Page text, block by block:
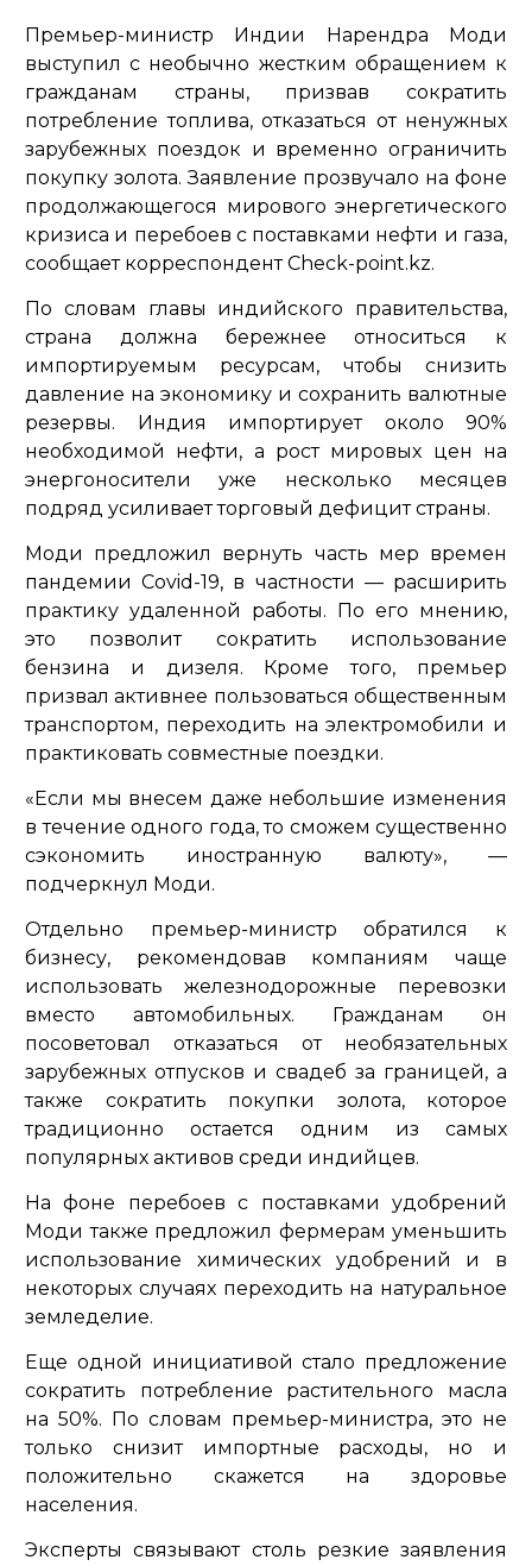
Премьер-министр Индии Нарендра Моди
выступил с необычно жестким обращением к
гражданам страны, призвав сократить
потребление топлива, отказаться от ненужных
зарубежных поездок и временно ограничить
покупку золота. Заявление прозвучало на фоне
продолжающегося мирового энергетического
кризиса и перебоев с поставками нефти и газа,
сообщает корреспондент Check-point.kz.
По словам главы индийского правительства,
страна должна бережнее относиться к
импортируемым ресурсам, чтобы снизить
давление на экономику и сохранить валютные
резервы. Индия импортирует около 90%
необходимой нефти, а рост мировых цен на
энергоносители уже несколько месяцев
подряд усиливает торговый дефицит страны.
Моди предложил вернуть часть мер времен
пандемии Covid-19, в частности — расширить
практику удаленной работы. По его мнению,
это позволит сократить использование
бензина и дизеля. Кроме того, премьер
призвал активнее пользоваться общественным
транспортом, переходить на электромобили и
практиковать совместные поездки.
«Если мы внесем даже небольшие изменения
в течение одного года, то сможем существенно
сэкономить иностранную валюту», —
подчеркнул Моди.
Отдельно премьер-министр обратился к
бизнесу, рекомендовав компаниям чаще
использовать железнодорожные перевозки
вместо автомобильных. Гражданам он
посоветовал отказаться от необязательных
зарубежных отпусков и свадеб за границей, а
также сократить покупки золота, которое
традиционно остается одним из самых
популярных активов среди индийцев.
На фоне перебоев с поставками удобрений
Моди также предложил фермерам уменьшить
использование химических удобрений и в
некоторых случаях переходить на натуральное
земледелие.
Еще одной инициативой стало предложение
сократить потребление растительного масла
на 50%. По словам премьер-министра, это не
только снизит импортные расходы, но и
положительно скажется на здоровье
населения.
Эксперты связывают столь резкие заявления